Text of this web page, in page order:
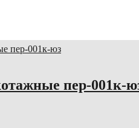
пер-001к-